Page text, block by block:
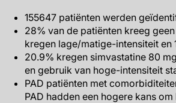
155647 patiënten werden
28% van de patiënten kreeg
kregen lage/matige-intensiteit en
20.9% kregen simvastatine 80
en gebruik van hoge-intensiteit
PAD patiënten met
PAD hadden een hogere kans